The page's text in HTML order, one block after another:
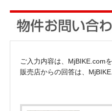
ご入力内容は、MjBIKE.com
販売店からの回答は、